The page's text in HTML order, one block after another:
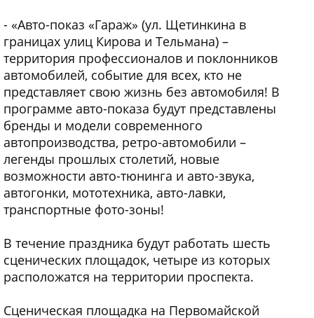
- «Авто-показ «Гараж» (ул. Щетинкина в
границах улиц Кирова и Тельмана) –
территория профессионалов и поклонников
автомобилей, событие для всех, кто не
представляет свою жизнь без автомобиля! В
программе авто-показа будут представлены
бренды и модели современного
автопроизводства, ретро-автомобили –
легенды прошлых столетий, новые
возможности авто-тюнинга и авто-звука,
автогонки, мототехника, авто-лавки,
транспортные фото-зоны!
В течение праздника будут работать шесть
сценических площадок, четыре из которых
расположатся на территории проспекта.
Сценическая площадка на Первомайской